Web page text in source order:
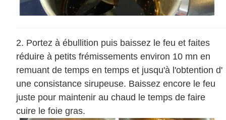
Portez à ébullition puis baissez le feu et faites
réduire à petits frémissements environ 10 mn en
remuant de temps en temps et jusqu'à l'obtention d'
une consistance sirupeuse. Baissez encore le feu
juste pour maintenir au chaud le temps de faire
cuire le foie gras.